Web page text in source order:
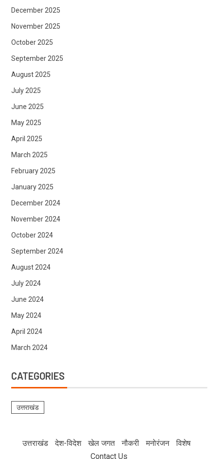
December 2025
November 2025
October 2025
September 2025
August 2025
July 2025
June 2025
May 2025
April 2025
March 2025
February 2025
January 2025
December 2024
November 2024
October 2024
September 2024
August 2024
July 2024
June 2024
May 2024
April 2024
March 2024
CATEGORIES
उत्तराखंड
उत्तराखंड देश-विदेश खेल जगत नौकरी मनोरंजन
विशेष
Contact Us